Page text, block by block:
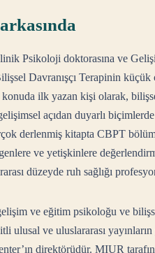
Psikoloji doktorasına ve
Davranışçı Terapinin küçük
ilk yazan kişi olarak,
açıdan duyarlı
derlenmiş kitapta CBPT
ve yetişkinlere
düzeyde ruh sağlığı
ve eğitim psikoloğu ve
ulusal ve uluslararası yayınların
direktörüdür. MIUR